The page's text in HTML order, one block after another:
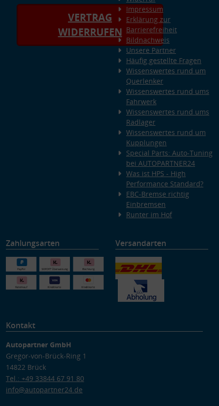
VERTRAG
WIDERRUFEN
Impressum
Erklärung zur
Barrierefreiheit
Bildnachweis
Unsere Partner
Häufig gestellte Fragen
Wissenswertes rund um
Querlenker
Wissenswertes rund ums
Fahrwerk
Wissenswertes rund ums
Radlager
Wissenswertes rund um
Kupplungen
Special Parts: Auto-Tuning
bei AUTOPARTNER24
Was ist HPS - High
Performance Standard?
EBC-Bremse richtig
Einbremsen
Runter im Hof
Zahlungsarten Versandarten
Kontakt
Autopartner GmbH
Gregor-von-Brück-Ring 1
14822 Brück
Tel.: +49 33844 67 91 80
info@autopartner24.de